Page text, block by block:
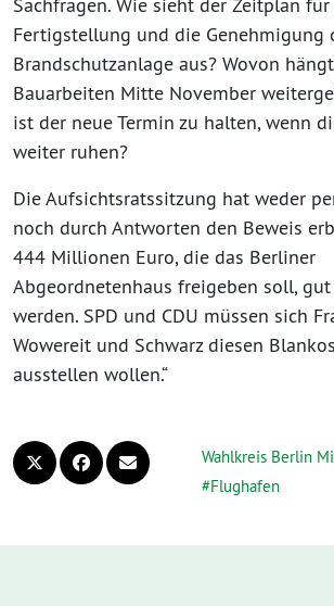
Fertigstellung und die Genehmigung
Brandschutzanlage aus? Wovon
Bauarbeiten Mitte November
ist der neue Termin zu halten, wenn
weiter ruhen?
Die Aufsichtsratssitzung hat weder
noch durch Antworten den Beweis
444 Millionen Euro, die das Berliner
Abgeordnetenhaus freigeben soll,
werden. SPD und CDU müssen sich
Wowereit und Schwarz diesen
ausstellen wollen.“
Wahlkreis Berlin
Flughafen